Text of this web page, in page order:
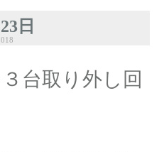
日
台取り外し回